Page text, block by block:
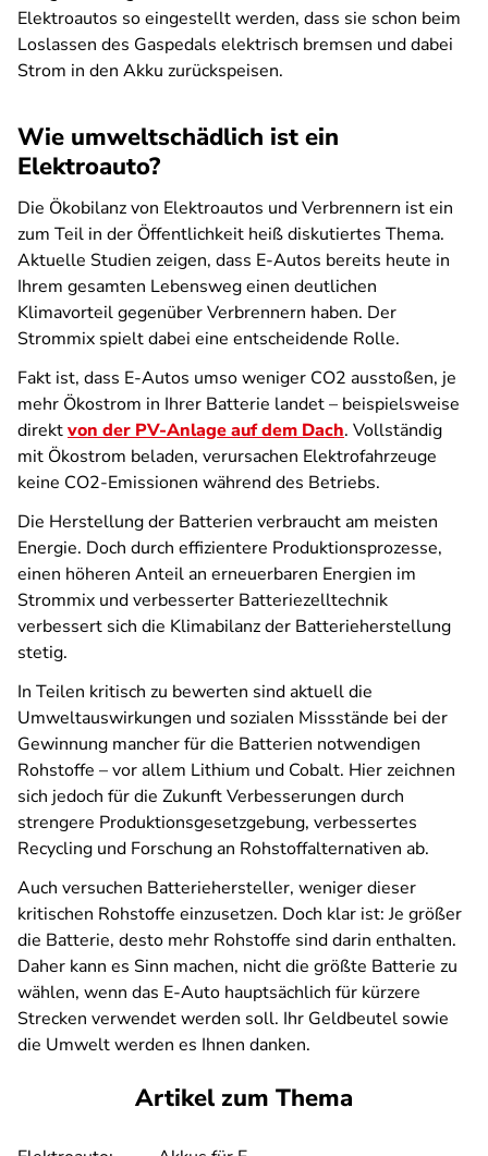
Elektroautos so eingestellt werden, dass sie schon beim
Loslassen des Gaspedals elektrisch bremsen und dabei
Strom in den Akku zurückspeisen.
Wie umweltschädlich ist ein
Elektroauto?
Die Ökobilanz von Elektroautos und Verbrennern ist ein
zum Teil in der Öffentlichkeit heiß diskutiertes Thema.
Aktuelle Studien zeigen, dass E-Autos bereits heute in
Ihrem gesamten Lebensweg einen deutlichen
Klimavorteil gegenüber Verbrennern haben. Der
Strommix spielt dabei eine entscheidende Rolle.
Fakt ist, dass E-Autos umso weniger CO2 ausstoßen, je
mehr Ökostrom in Ihrer Batterie landet – beispielsweise
direktvon der PV-Anlage auf dem Dach. Vollständig
mit Ökostrom beladen, verursachen Elektrofahrzeuge
keine CO2-Emissionen während des Betriebs.
Die Herstellung der Batterien verbraucht am meisten
Energie. Doch durch effizientere Produktionsprozesse,
einen höheren Anteil an erneuerbaren Energien im
Strommix und verbesserter Batteriezelltechnik
verbessert sich die Klimabilanz der Batterieherstellung
stetig.
In Teilen kritisch zu bewerten sind aktuell die
Umweltauswirkungen und sozialen Missstände bei der
Gewinnung mancher für die Batterien notwendigen
Rohstoffe – vor allem Lithium und Cobalt. Hier zeichnen
sich jedoch für die Zukunft Verbesserungen durch
strengere Produktionsgesetzgebung, verbessertes
Recycling und Forschung an Rohstoffalternativen ab.
Auch versuchen Batteriehersteller, weniger dieser
kritischen Rohstoffe einzusetzen. Doch klar ist: Je größer
die Batterie, desto mehr Rohstoffe sind darin enthalten.
Daher kann es Sinn machen, nicht die größte Batterie zu
wählen, wenn das E-Auto hauptsächlich für kürzere
Strecken verwendet werden soll. Ihr Geldbeutel sowie
die Umwelt werden es Ihnen danken.
Artikel zum Thema